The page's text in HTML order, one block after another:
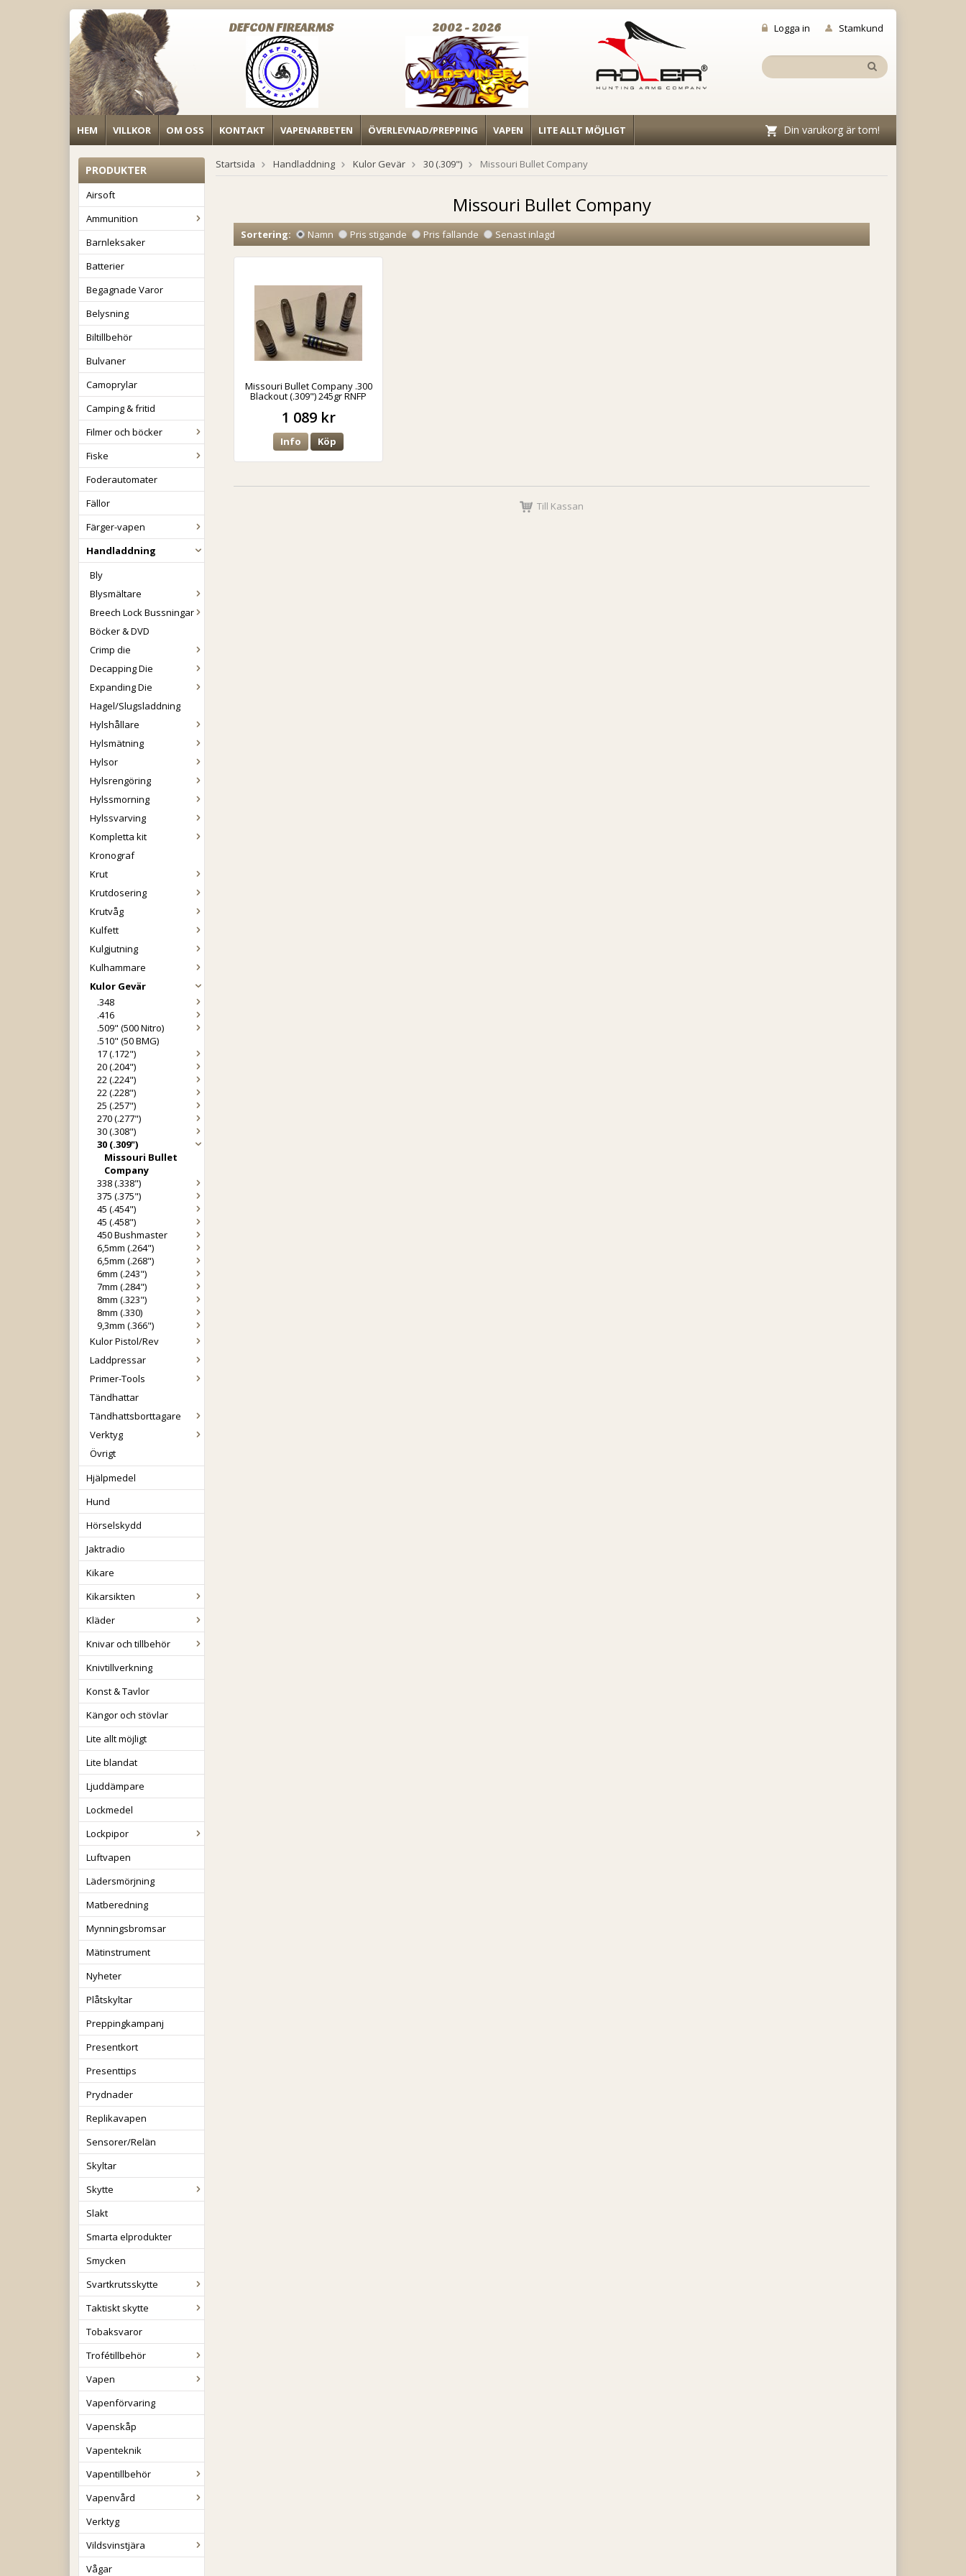
Logga in Stamkund
DEFCON FIREARMS 2002 - 2026
HEM VILLKOR OM OSS KONTAKT VAPENARBETEN ÖVERLEVNAD/PREPPING VAPEN LITE ALLT MÖJLIGT Din varukorg är tom!
PRODUKTER
Airsoft
Ammunition
Barnleksaker
Batterier
Begagnade Varor
Belysning
Biltillbehör
Bulvaner
Camoprylar
Camping & fritid
Filmer och böcker
Fiske
Foderautomater
Fällor
Färger-vapen
Handladdning
Bly
Blysmältare
Breech Lock Bussningar
Böcker & DVD
Crimp die
Decapping Die
Expanding Die
Hagel/Slugsladdning
Hylshållare
Hylsmätning
Hylsor
Hylsrengöring
Hylssmorning
Hylssvarving
Kompletta kit
Kronograf
Krut
Krutdosering
Krutvåg
Kulfett
Kulgjutning
Kulhammare
Kulor Gevär
.348
.416
.509" (500 Nitro)
.510" (50 BMG)
17 (.172")
20 (.204")
22 (.224")
22 (.228")
25 (.257")
270 (.277")
30 (.308")
30 (.309")
Missouri Bullet
Company
338 (.338")
375 (.375")
45 (.454")
45 (.458")
450 Bushmaster
6,5mm (.264")
6,5mm (.268")
6mm (.243")
7mm (.284")
8mm (.323")
8mm (.330)
9,3mm (.366")
Kulor Pistol/Rev
Laddpressar
Primer-Tools
Tändhattar
Tändhattsborttagare
Verktyg
Övrigt
Hjälpmedel
Hund
Hörselskydd
Jaktradio
Kikare
Kikarsikten
Kläder
Knivar och tillbehör
Knivtillverkning
Konst & Tavlor
Kängor och stövlar
Lite allt möjligt
Lite blandat
Ljuddämpare
Lockmedel
Lockpipor
Luftvapen
Lädersmörjning
Matberedning
Mynningsbromsar
Mätinstrument
Nyheter
Plåtskyltar
Preppingkampanj
Presentkort
Presenttips
Prydnader
Replikavapen
Sensorer/Relän
Skyltar
Skytte
Slakt
Smarta elprodukter
Smycken
Svartkrutsskytte
Taktiskt skytte
Tobaksvaror
Trofétillbehör
Vapen
Vapenförvaring
Vapenskåp
Vapenteknik
Vapentillbehör
Vapenvård
Verktyg
Vildsvinstjära
Vågar
Startsida Handladdning Kulor Gevär 30 (.309") Missouri Bullet Company
Missouri Bullet Company
Sortering: Namn Pris stigande Pris fallande Senast inlagd
Missouri Bullet Company .300
Blackout (.309") 245gr RNFP
1 089 kr
Info Köp
Till Kassan